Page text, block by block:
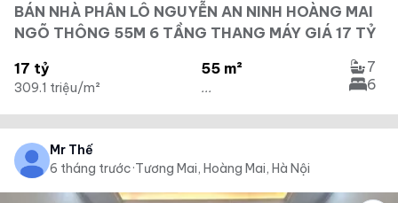
BÁN NHÀ PHÂN LÔ NGUYỄN AN NINH HOÀNG MAI
NGÕ THÔNG 55M 6 TẦNG THANG MÁY GIÁ 17 TỶ
17 tỷ
309.1 triệu/m²
55 m²
...
7
6
Mr Thế
6 tháng trước·Tương Mai, Hoàng Mai, Hà Nội